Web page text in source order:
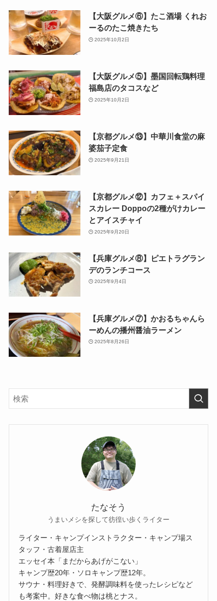
【大阪グルメ⑥】たこ酒場 くれお
ーるのたこ焼きたち
2025年10月2日
【大阪グルメ⑤】墨国回転鶏料理
福島店のタコスなど
2025年10月2日
【京都グルメ⑬】中華川食堂の麻
婆茄子定食
2025年9月21日
【京都グルメ⑫】カフェ＋スパイ
スカレー Doppoの2種がけカレー
とアイスチャイ
2025年9月20日
【兵庫グルメ⑧】ピエトラグラン
デのランチコース
2025年9月4日
【兵庫グルメ⑦】かおるちゃんら
ーめんの播州醤油ラーメン
2025年8月26日
たなそう
うまいメシを探して彷徨い歩くライター
ライター・キャンプインストラクター・キャンプ場ス
タッフ・古着屋店主
エッセイ本「まだからあげがこない」
キャンプ歴20年・ソロキャンプ歴12年。
サウナ・料理好きで、発酵調味料を使ったレシピなど
も考案中。好きな食べ物は桃とナス。